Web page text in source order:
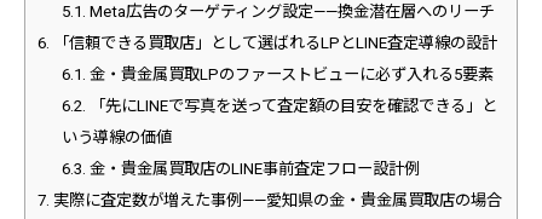
5.1. Meta広告のターゲティング設定——換金潜在層へのリーチ
6.
「信頼できる買取店」として選ばれるLPとLINE査定導線の設計
6.1. 金・貴金属買取LPのファーストビューに必ず入れる5要素
6.2.
「先にLINEで写真を送って査定額の目安を確認できる」と
いう導線の価値
6.3. 金・貴金属買取店のLINE事前査定フロー設計例
7. 実際に査定数が増えた事例——愛知県の金・貴金属買取店の場合